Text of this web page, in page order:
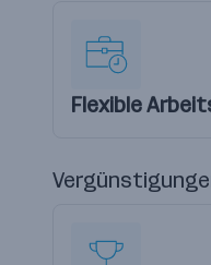
Flexible